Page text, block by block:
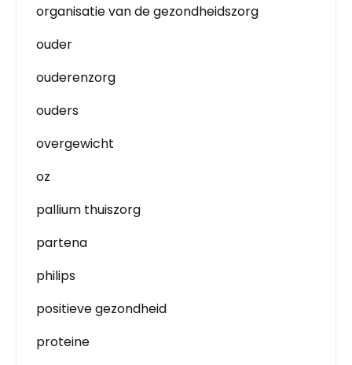
organisatie van de gezondheidszorg
ouder
ouderenzorg
ouders
overgewicht
oz
pallium thuiszorg
partena
philips
positieve gezondheid
proteine